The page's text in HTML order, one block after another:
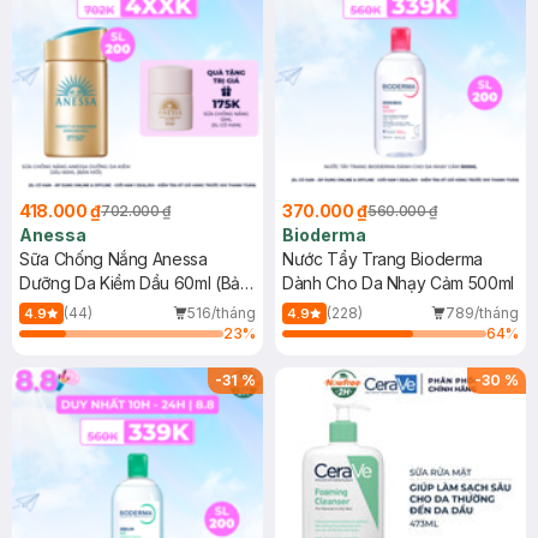
418.000 ₫702.000 ₫
Anessa
Sữa Chống Nắng Anessa
Dưỡng Da Kiềm Dầu 60ml (Bản
Mới)
4.9 (44)
516/tháng
23%
370.000 ₫560.000 ₫
Bioderma
Nước Tẩy Trang Bioderma
Dành Cho Da Nhạy Cảm 500ml
4.9 (228)
789/tháng
64%
-31% -30 %